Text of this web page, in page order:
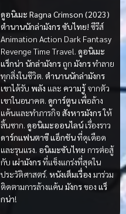
ดูอนิเมะ Ragna Crimson (2023)
ตำนานนักล่ามังกร ซับไทย! ซีรีส์
Animation Action Dark Fantasy
Revenge Time Travel. ดูอนิเมะ
แร็กน่า นักล่ามังกรถูก มังกรทำลาย
ทุกสิ่งในชีวิต. ตำนานนักล่ามังกร
เขาได้รับ พลัง และ ความรู้จากตัว
เขาในอนาคต. ดูการ์ตูน เพื่อล้าง
แค้นและทำภารกิจ สังหารมังกรให้
สิ้นซาก. ดูอนิเมะออนไลน์ เรื่องราว
ดาร์กแฟนตาซีแอ็กชันที่ดุเดือด
และรุนแรง. อนิเมะซับไทย การต่อสู้
กับ เผ่ามังกรที่แข็งแกร่งที่สุดใน
ประวัติศาสตร์. หนังเต็มเรื่อง มาร่วม
ติดตามการล้างแค้น มังกรของ แร็
กน่า!